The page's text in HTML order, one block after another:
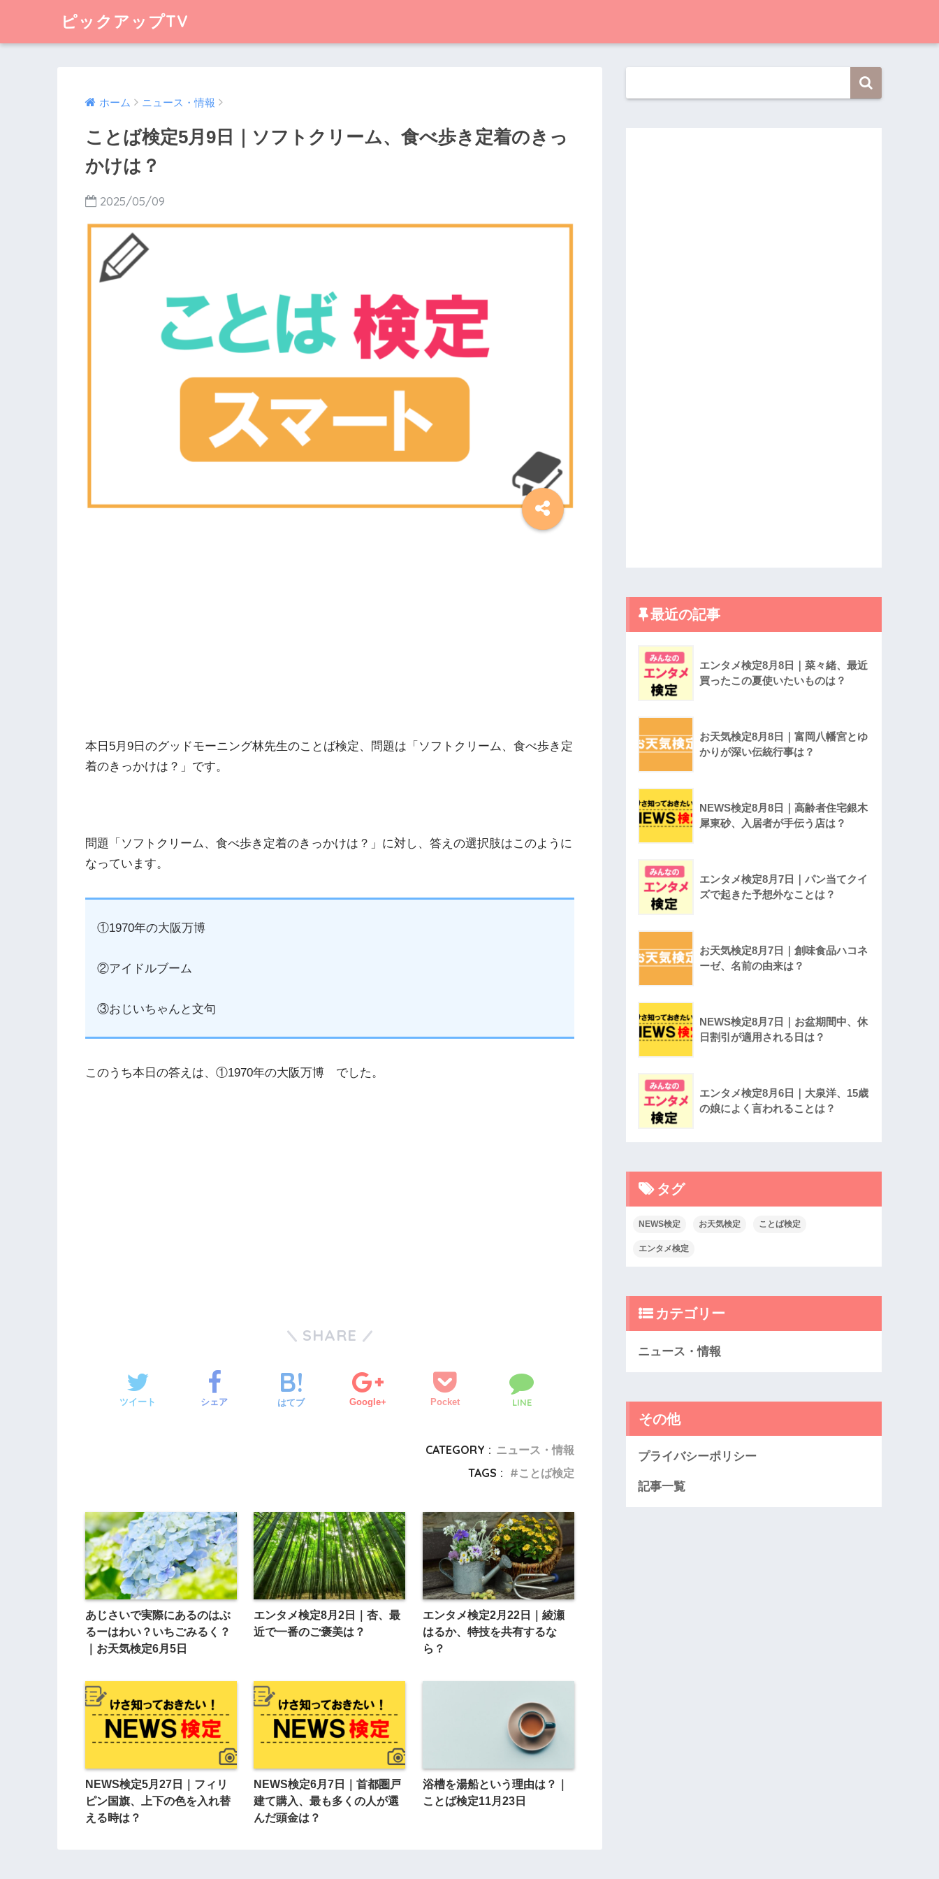
ピックアップTV
ホーム ニュース・情報
ことば検定5月9日｜ソフトクリーム、食べ歩き定着のきっ
かけは？
2025/05/09
本日5月9日のグッドモーニング林先生のことば検定、問題は「ソフトクリーム、食べ歩き定
着のきっかけは？」です。
問題「ソフトクリーム、食べ歩き定着のきっかけは？」に対し、答えの選択肢はこのように
なっています。
①1970年の大阪万博
②アイドルブーム
③おじいちゃんと文句
このうち本日の答えは、①1970年の大阪万博 でした。
SHARE
ツイート シェア はてブ Google+ Pocket LINE
CATEGORY : ニュース・情報
TAGS :
ことば検定
あじさいで実際にあるのはぶ
るーはわい？いちごみるく？
｜お天気検定6月5日
エンタメ検定8月2日｜杏、最
近で一番のご褒美は？
エンタメ検定2月22日｜綾瀬
はるか、特技を共有するな
ら？
NEWS検定5月27日｜フィリ
ピン国旗、上下の色を入れ替
える時は？
NEWS検定6月7日｜首都圏戸
建て購入、最も多くの人が選
んだ頭金は？
浴槽を湯船という理由は？｜
ことば検定11月23日
最近の記事
エンタメ検定8月8日｜菜々緒、最近
買ったこの夏使いたいものは？
お天気検定8月8日｜富岡八幡宮とゆ
かりが深い伝統行事は？
NEWS検定8月8日｜高齢者住宅銀木
犀東砂、入居者が手伝う店は？
エンタメ検定8月7日｜パン当てクイ
ズで起きた予想外なことは？
お天気検定8月7日｜創味食品ハコネ
ーゼ、名前の由来は？
NEWS検定8月7日｜お盆期間中、休
日割引が適用される日は？
エンタメ検定8月6日｜大泉洋、15歳
の娘によく言われることは？
タグ
NEWS検定 お天気検定 ことば検定
エンタメ検定
カテゴリー
ニュース・情報
その他
プライバシーポリシー
記事一覧